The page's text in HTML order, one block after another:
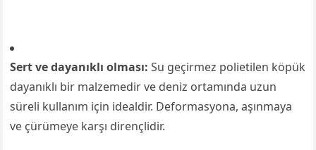
Sert ve dayanıklı olması: Su geçirmez polietilen köpük
dayanıklı bir malzemedir ve deniz ortamında uzun
süreli kullanım için idealdir. Deformasyona, aşınmaya
ve çürümeye karşı dirençlidir.